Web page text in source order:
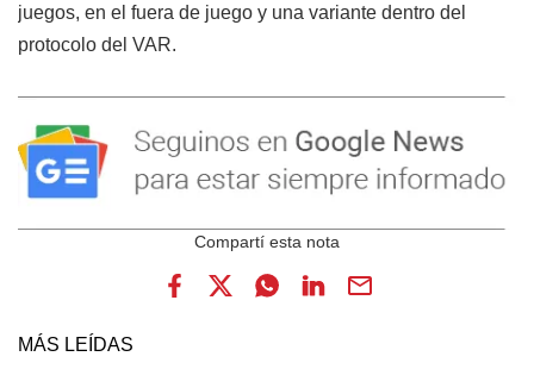
juegos, en el fuera de juego y una variante dentro del
protocolo del VAR.
MÁS LEÍDAS